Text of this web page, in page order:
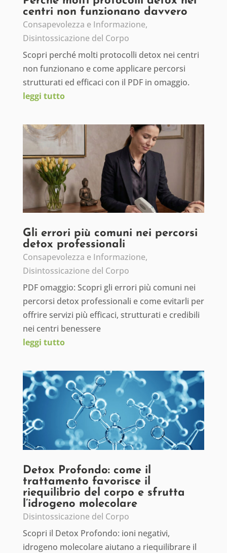
centri non funzionano davvero
Consapevolezza e Informazione,
Disintossicazione del Corpo
Scopri perché molti protocolli detox nei centri
non funzionano e come applicare percorsi
strutturati ed efficaci con il PDF in omaggio.
leggi tutto
Gli errori più comuni nei percorsi
detox professionali
Consapevolezza e Informazione,
Disintossicazione del Corpo
PDF omaggio: Scopri gli errori più comuni nei
percorsi detox professionali e come evitarli per
offrire servizi più efficaci, strutturati e credibili
nei centri benessere
leggi tutto
Detox Profondo: come il
trattamento favorisce il
riequilibrio del corpo e sfrutta
l’idrogeno molecolare
Disintossicazione del Corpo
Scopri il Detox Profondo: ioni negativi,
idrogeno molecolare aiutano a riequilibrare il